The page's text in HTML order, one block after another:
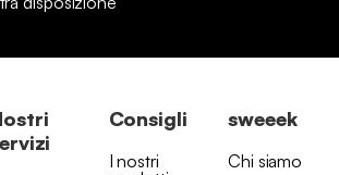
Consigli
I nostri
sweeek
Chi siamo